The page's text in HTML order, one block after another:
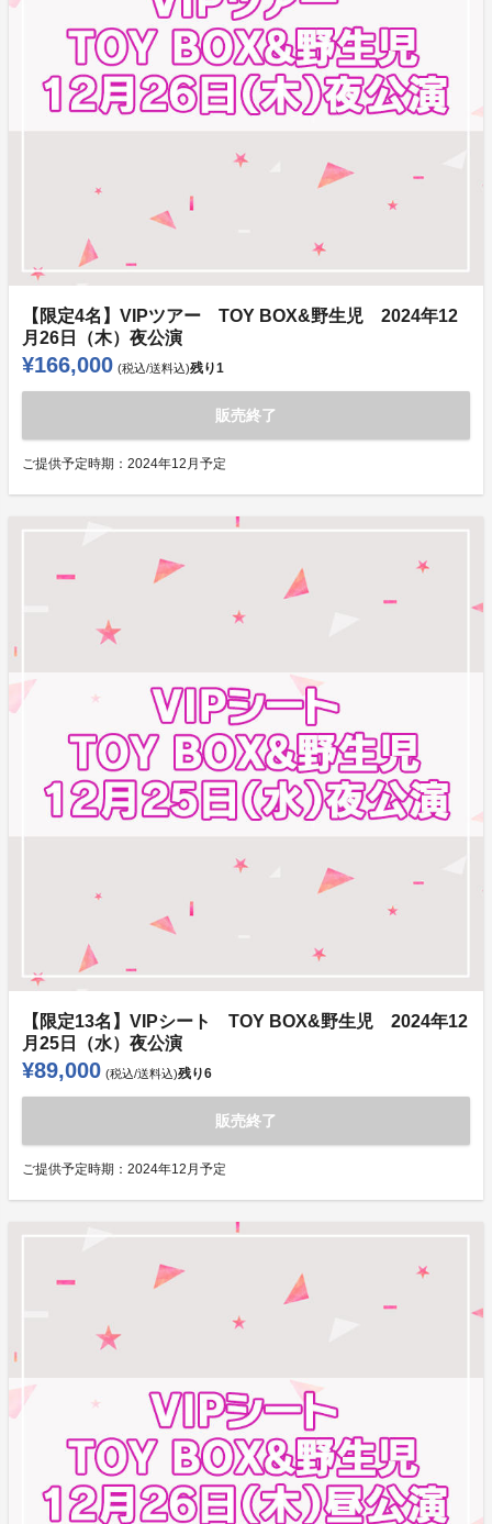
【限定4名】VIPツアー TOY BOX&野生児 2024年12
月26日（木）夜公演
¥166,000 (税込/送料込)残り1
販売終了
ご提供予定時期： 2024年12月予定
【限定13名】VIPシート TOY BOX&野生児 2024年12
月25日（水）夜公演
¥89,000 (税込/送料込)残り6
販売終了
ご提供予定時期： 2024年12月予定